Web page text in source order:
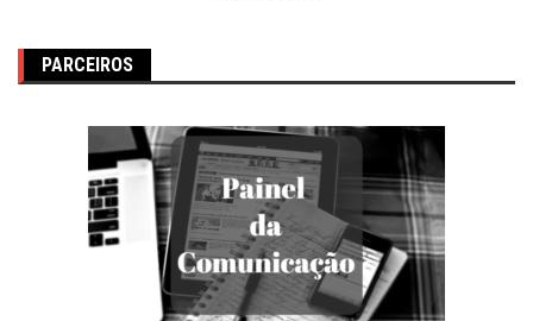
PARCEIROS